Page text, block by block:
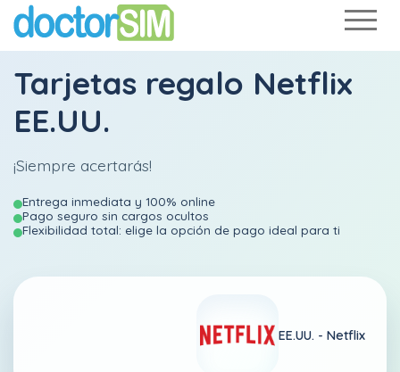
Tarjetas regalo Netflix
EE.UU.
¡Siempre acertarás!
Entrega inmediata y 100% online
Pago seguro sin cargos ocultos
Flexibilidad total: elige la opción de pago ideal para ti
EE.UU. - Netflix